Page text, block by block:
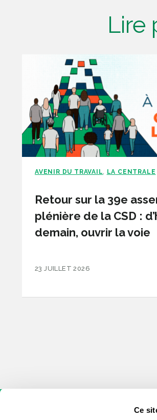
Ce
Lire
AVENIR DU TRAVAIL LA CENTRALE
Retour sur la 39e
plénière de la CSD :
demain, ouvrir la voie
23 JUILLET 2026